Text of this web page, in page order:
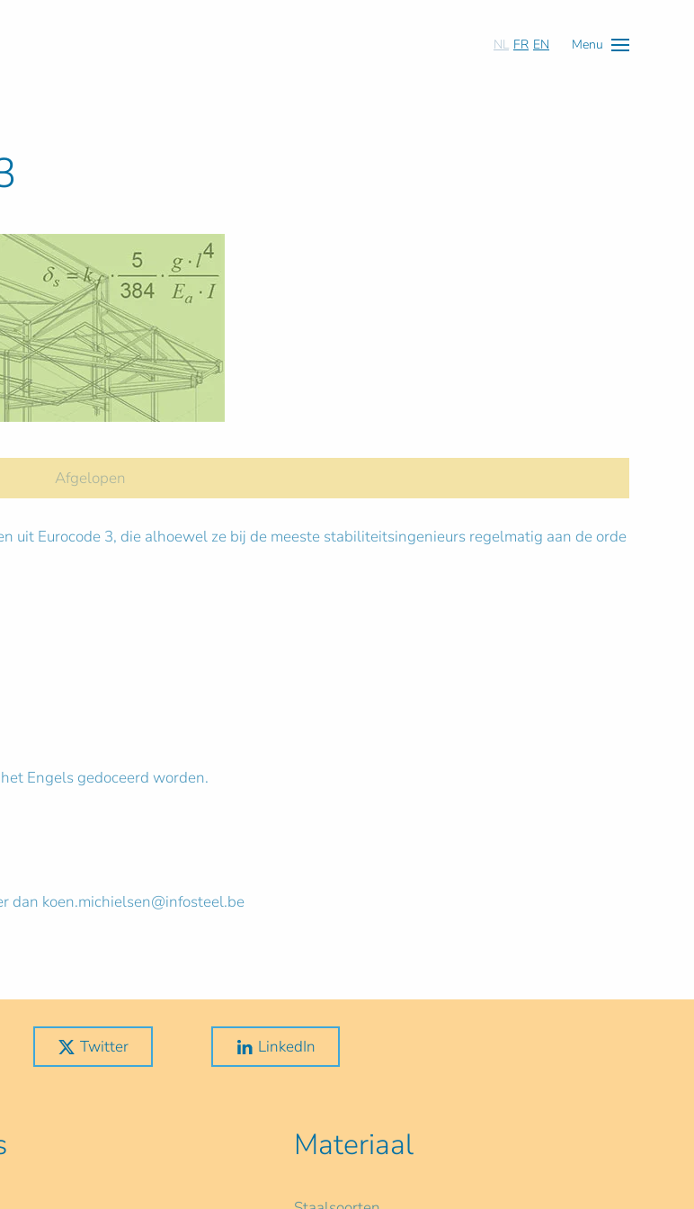
NL FR EN Menu
Afgelopen
uit Eurocode 3, die alhoewel ze bij de meeste stabiliteitsingenieurs regelmatig aan de orde
Engels gedoceerd worden.
dan koen.michielsen@infosteel.be
Twitter LinkedIn
Materiaal